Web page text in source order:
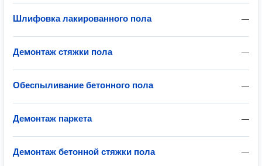
—
Шлифовка лакированного пола
—
Демонтаж стяжки пола
—
Обеспыливание бетонного пола
—
Демонтаж паркета
—
Демонтаж бетонной стяжки пола